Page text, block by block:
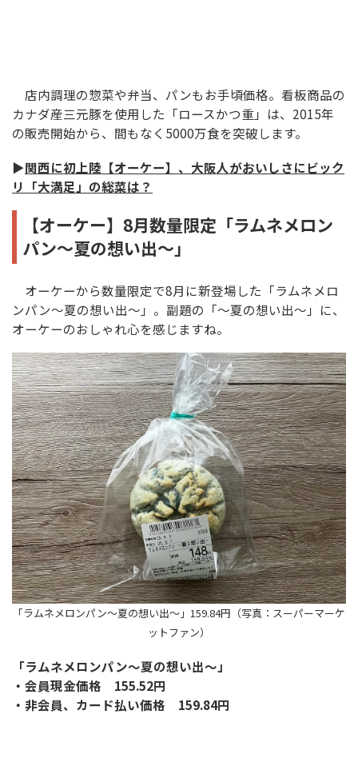
店内調理の惣菜や弁当、パンもお手頃価格。看板商品の
カナダ産三元豚を使用した「ロースかつ重」は、2015年
の販売開始から、間もなく5000万食を突破します。
▶関西に初上陸【オーケー】、大阪人がおいしさにビック
リ「大満足」の総菜は？
【オーケー】8月数量限定「ラムネメロン
パン〜夏の想い出〜」
オーケーから数量限定で8月に新登場した「ラムネメロ
ンパン〜夏の想い出〜」。副題の「〜夏の想い出〜」に、
オーケーのおしゃれ心を感じますね。
「ラムネメロンパン〜夏の想い出〜」159.84円（写真：スーパーマーケ
ットファン）
「ラムネメロンパン〜夏の想い出〜」
・会員現金価格 155.52円
・非会員、カード払い価格 159.84円